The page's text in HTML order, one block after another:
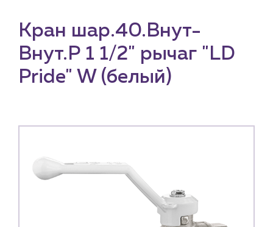
Кран шар.40.Внут-
Внут.Р 1 1/2" рычаг "LD
Pride" W (белый)